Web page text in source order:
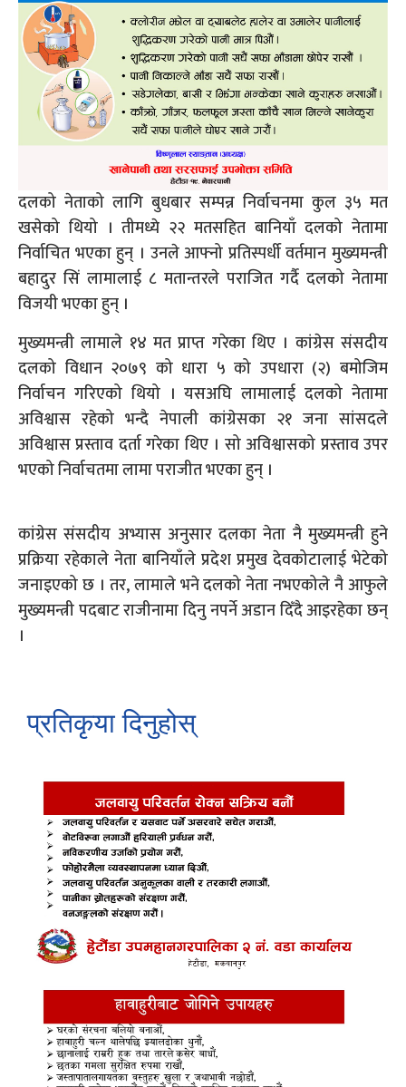
दलको नेताको लागि बुधबार सम्पन्न निर्वाचनमा कुल ३५ मत
खसेको थियो । तीमध्ये २२ मतसहित बानियाँ दलको नेतामा
निर्वाचित भएका हुन् । उनले आफ्नो प्रतिस्पर्धी वर्तमान मुख्यमन्त्री
बहादुर सिं लामालाई ८ मतान्तरले पराजित गर्दै दलको नेतामा
विजयी भएका हुन् ।
मुख्यमन्त्री लामाले १४ मत प्राप्त गरेका थिए । कांग्रेस संसदीय
दलको विधान २०७९ को धारा ५ को उपधारा (२) बमोजिम
निर्वाचन गरिएको थियो । यसअघि लामालाई दलको नेतामा
अविश्वास रहेको भन्दै नेपाली कांग्रेसका २१ जना सांसदले
अविश्वास प्रस्ताव दर्ता गरेका थिए । सो अविश्वासको प्रस्ताव उपर
भएको निर्वाचतमा लामा पराजीत भएका हुन् ।
कांग्रेस संसदीय अभ्यास अनुसार दलका नेता नै मुख्यमन्त्री हुने
प्रक्रिया रहेकाले नेता बानियाँले प्रदेश प्रमुख देवकोटालाई भेटेको
जनाइएको छ । तर, लामाले भने दलको नेता नभएकोले नै आफुले
मुख्यमन्त्री पदबाट राजीनामा दिनु नपर्ने अडान दिँदै आइरहेका छन्
।
प्रतिकृया दिनुहोस्